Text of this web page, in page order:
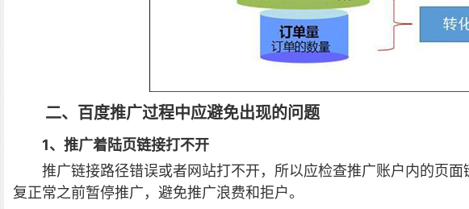
二、百度推广过程中应避免出现的问题
1、推广着陆页链接打不开
推广链接路径错误或者网站打不开，所以应检查推广账户内的页
复正常之前暂停推广，避免推广浪费和拒户。